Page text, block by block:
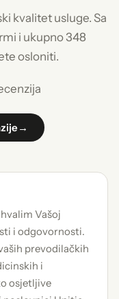
Vašoj
i odgovornosti.
prevodilačkih
i
osjetljive
kvalitet usluge. Sa
i ukupno 348
osloniti.
→